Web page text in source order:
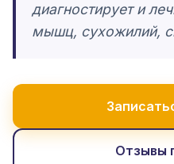
диагностирует и
мышц, сухожилий,
Отзывы